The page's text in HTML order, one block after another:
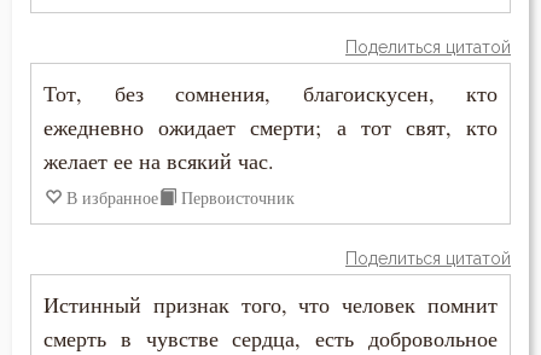
Добро
Духовная жизнь
Жестокость
Поделиться цитатой
Тот, без сомнения, благоискусен, кто
ежедневно ожидает смерти; а тот свят, кто
желает ее на всякий час.
В избранное Первоисточник
Поделиться цитатой
Истинный признак того, что человек помнит
смерть в чувстве сердца, есть добровольное